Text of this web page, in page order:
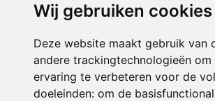
Wij gebruiken cookies
Deze website maakt gebruik van
andere trackingtechnologieën
ervaring te verbeteren voor de
doeleinden: om de
ONDERDEEL VAN